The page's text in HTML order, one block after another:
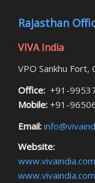
Rajasthan
VIVA India
VPO Sankhu Fort,
Office: +91-
Mobile: +91-
Email:
Website:
www.vivaindia.com